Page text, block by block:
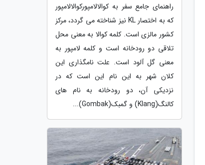
راهنمای جامع سفر به کوالالامپورکوالالامپور
که به اختصار KL نیز شناخته می گردد، مرکز
کشور مالزی است. کلمه کوالا به معنی محل
تلاقی دو رودخانه است و کلمه لامپور به
معنی گل آلود است. علت نامگذاری این
کلان شهر به این نام این است که در
نزدیکی آن، دو رودخانه به نام های
کالنگ(Klang) و گمبک(Gombak)...